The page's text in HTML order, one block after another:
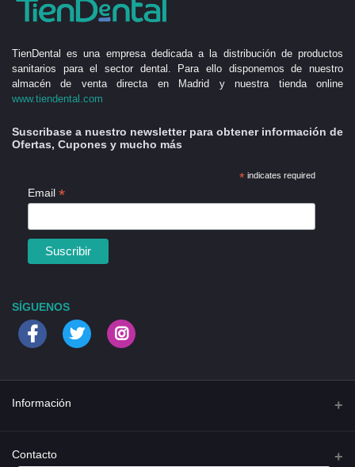
TienDental es una empresa dedicada a la distribución de productos
sanitarios para el sector dental. Para ello disponemos de nuestro
almacén de venta directa en Madrid y nuestra tienda online
www.tiendental.com
Suscribase a nuestro newsletter para obtener información de
Ofertas, Cupones y mucho más
*indicates required
Email *
SÍGUENOS
Información
Quienes somos
Contacto